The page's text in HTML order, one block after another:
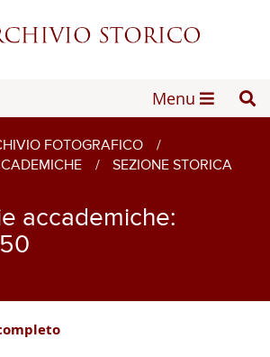
Menu
FOTOGRAFICO
/
/
SEZIONE STORICA
accademiche: